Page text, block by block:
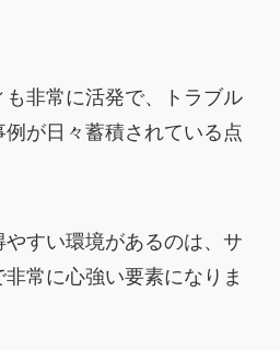
非常に活発で、トラブル
が日々蓄積されている点
すい環境があるのは、サ
常に心強い要素になりま